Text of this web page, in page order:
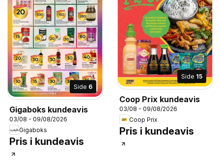
Side 6
Gigaboks kundeavis
03/08 - 09/08/2026
Gigaboks
Pris i kundeavis
Side 15
Coop Prix kundeavis
03/08 - 09/08/2026
Coop Prix
Pris i kundeavis